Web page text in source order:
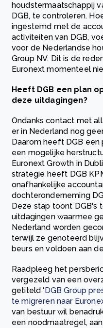
houdstermaatschappij
DGB, te controleren.
ingestemd met de
activiteiten van DGB,
voor de Nederlandse
Group NV. Dit is de
Euronext momenteel
Heeft DGB een plan
deze uitdagingen?
Ondanks contact met
er in Nederland nog
Daarom heeft DGB
een mogelijke
Euronext Growth in
strategie heeft DGB
onafhankelijke
dochteronderneming
Deze stap toont DGB's
uitdagingen waarmee
Nederland worden
terwijl ze genoteerd
beurs en voldoen aan
Raadpleeg het
vergezeld van een
getiteld ‘ DGB Group
te migreren naar
van bestuur wil
een noodmaatregel,